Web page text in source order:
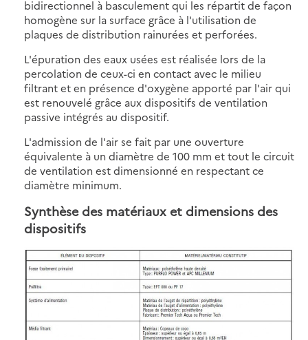
bidirectionnel à basculement qui les répartit de façon
homogène sur la surface grâce à l'utilisation de
plaques de distribution rainurées et perforées.
L'épuration des eaux usées est réalisée lors de la
percolation de ceux-ci en contact avec le milieu
filtrant et en présence d'oxygène apporté par l'air qui
est renouvelé grâce aux dispositifs de ventilation
passive intégrés au dispositif.
L'admission de l'air se fait par une ouverture
équivalente à un diamètre de 100 mm et tout le circuit
de ventilation est dimensionné en respectant ce
diamètre minimum.
Synthèse des matériaux et dimensions des
dispositifs